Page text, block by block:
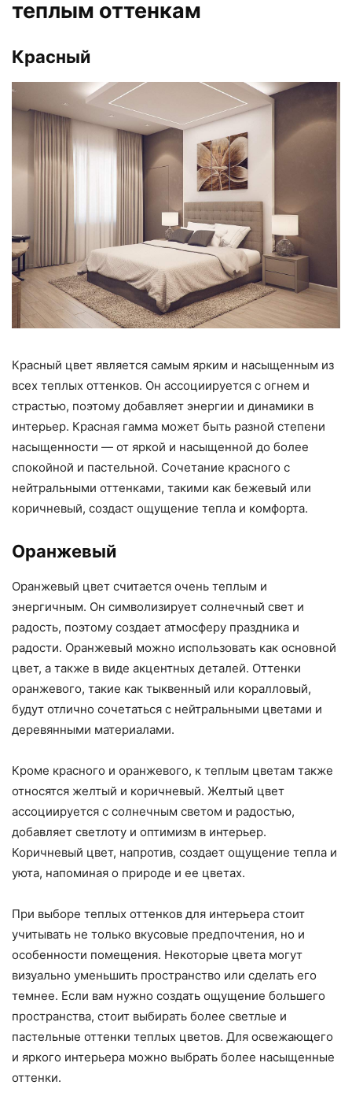
теплым оттенкам
Красный
Красный цвет является самым ярким и насыщенным из
всех теплых оттенков. Он ассоциируется с огнем и
страстью, поэтому добавляет энергии и динамики в
интерьер. Красная гамма может быть разной степени
насыщенности — от яркой и насыщенной до более
спокойной и пастельной. Сочетание красного с
нейтральными оттенками, такими как бежевый или
коричневый, создаст ощущение тепла и комфорта.
Оранжевый
Оранжевый цвет считается очень теплым и
энергичным. Он символизирует солнечный свет и
радость, поэтому создает атмосферу праздника и
радости. Оранжевый можно использовать как основной
цвет, а также в виде акцентных деталей. Оттенки
оранжевого, такие как тыквенный или коралловый,
будут отлично сочетаться с нейтральными цветами и
деревянными материалами.
Кроме красного и оранжевого, к теплым цветам также
относятся желтый и коричневый. Желтый цвет
ассоциируется с солнечным светом и радостью,
добавляет светлоту и оптимизм в интерьер.
Коричневый цвет, напротив, создает ощущение тепла и
уюта, напоминая о природе и ее цветах.
При выборе теплых оттенков для интерьера стоит
учитывать не только вкусовые предпочтения, но и
особенности помещения. Некоторые цвета могут
визуально уменьшить пространство или сделать его
темнее. Если вам нужно создать ощущение большего
пространства, стоит выбирать более светлые и
пастельные оттенки теплых цветов. Для освежающего
и яркого интерьера можно выбрать более насыщенные
оттенки.